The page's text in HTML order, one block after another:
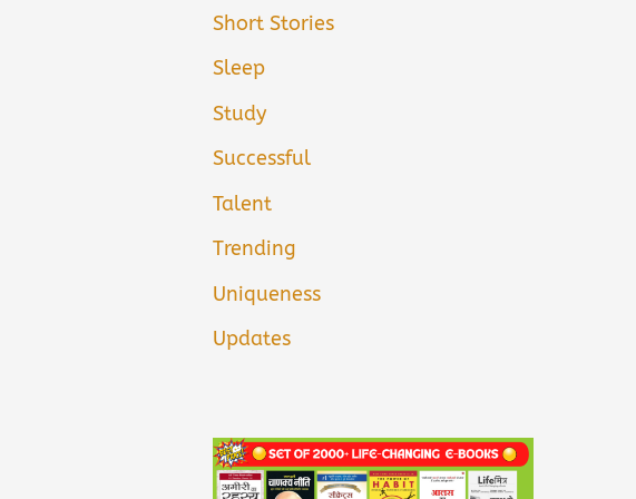
Short Stories
Sleep
Study
Successful
Talent
Trending
Uniqueness
Updates